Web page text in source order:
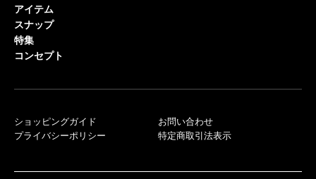
アイテム
スナップ
特集
コンセプト
ショッピングガイド
プライバシーポリシー
お問い合わせ
特定商取引法表示